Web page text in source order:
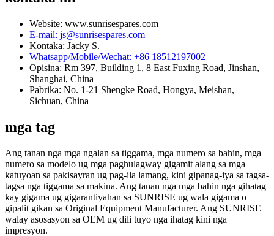
Website: www.sunrisespares.com
E-mail: js@sunrisespares.com
Kontaka: Jacky S.
Whatsapp/Mobile/Wechat: +86 18512197002
Opisina: Rm 397, Building 1, 8 East Fuxing Road, Jinshan,
Shanghai, China
Pabrika: No. 1-21 Shengke Road, Hongya, Meishan,
Sichuan, China
mga tag
Ang tanan nga mga ngalan sa tiggama, mga numero sa bahin, mga
numero sa modelo ug mga paghulagway gigamit alang sa mga
katuyoan sa pakisayran ug pag-ila lamang, kini gipanag-iya sa tagsa-
tagsa nga tiggama sa makina. Ang tanan nga mga bahin nga gihatag
kay gigama ug gigarantiyahan sa SUNRISE ug wala gigama o
gipalit gikan sa Original Equipment Manufacturer. Ang SUNRISE
walay asosasyon sa OEM ug dili tuyo nga ihatag kini nga
impresyon.